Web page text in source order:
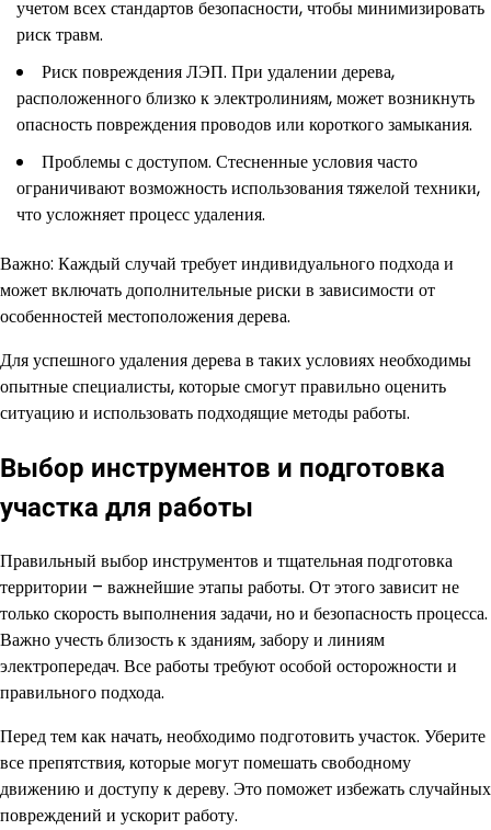
учетом всех стандартов безопасности, чтобы минимизировать
риск травм.
Риск повреждения ЛЭП. При удалении дерева,
расположенного близко к электролиниям, может возникнуть
опасность повреждения проводов или короткого замыкания.
Проблемы с доступом. Стесненные условия часто
ограничивают возможность использования тяжелой техники,
что усложняет процесс удаления.
Важно: Каждый случай требует индивидуального подхода и
может включать дополнительные риски в зависимости от
особенностей местоположения дерева.
Для успешного удаления дерева в таких условиях необходимы
опытные специалисты, которые смогут правильно оценить
ситуацию и использовать подходящие методы работы.
Выбор инструментов и подготовка
участка для работы
Правильный выбор инструментов и тщательная подготовка
территории – важнейшие этапы работы. От этого зависит не
только скорость выполнения задачи, но и безопасность процесса.
Важно учесть близость к зданиям, забору и линиям
электропередач. Все работы требуют особой осторожности и
правильного подхода.
Перед тем как начать, необходимо подготовить участок. Уберите
все препятствия, которые могут помешать свободному
движению и доступу к дереву. Это поможет избежать случайных
повреждений и ускорит работу.